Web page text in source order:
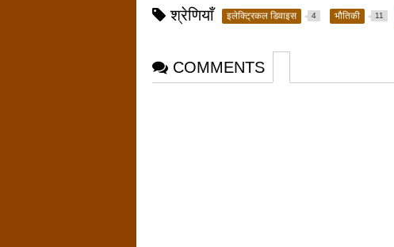
श्रेणियाँ इलेक्ट्रिकल डिवाइस 4 भौतिकी 11
COMMENTS